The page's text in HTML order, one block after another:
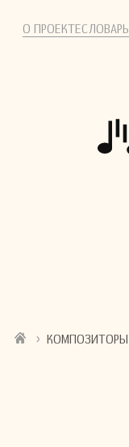
О ПРОЕКТЕСЛОВАРЬ
› КОМПОЗИТОРЫ